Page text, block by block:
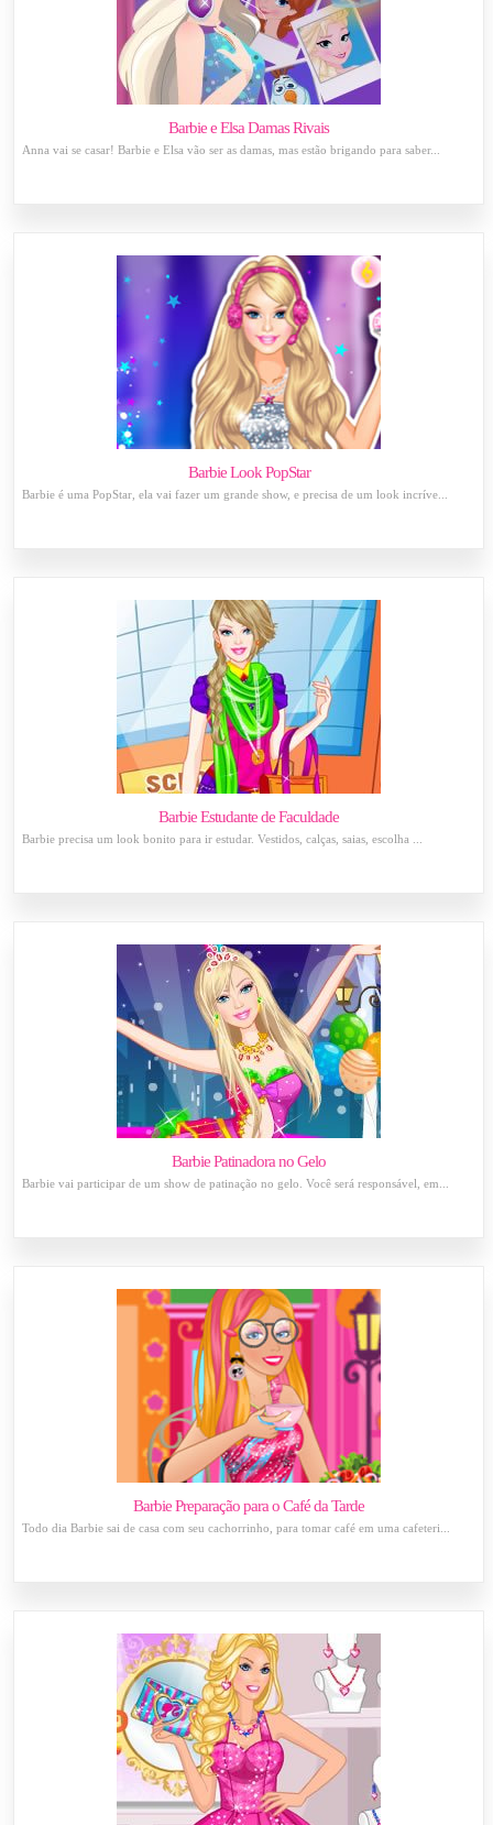
Barbie e Elsa Damas Rivais
Anna vai se casar! Barbie e Elsa vão ser as damas, mas estão brigando para saber...
Barbie Look PopStar
Barbie é uma PopStar, ela vai fazer um grande show, e precisa de um look incríve...
Barbie Estudante de Faculdade
Barbie precisa um look bonito para ir estudar. Vestidos, calças, saias, escolha ...
Barbie Patinadora no Gelo
Barbie vai participar de um show de patinação no gelo. Você será responsável, em...
Barbie Preparação para o Café da Tarde
Todo dia Barbie sai de casa com seu cachorrinho, para tomar café em uma cafeteri...